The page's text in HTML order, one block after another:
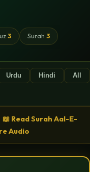
3 Surah 3
Urdu Hindi All
📖 Read Surah Aal-E-
Audio